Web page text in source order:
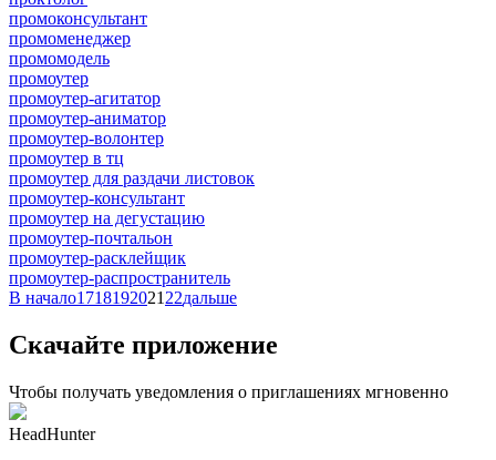
промоконсультант
промоменеджер
промомодель
промоутер
промоутер-агитатор
промоутер-аниматор
промоутер-волонтер
промоутер в тц
промоутер для раздачи листовок
промоутер-консультант
промоутер на дегустацию
промоутер-почтальон
промоутер-расклейщик
промоутер-распространитель
В начало1718192021 22дальше
Скачайте приложение
Чтобы получать уведомления о приглашениях мгновенно
HeadHunter